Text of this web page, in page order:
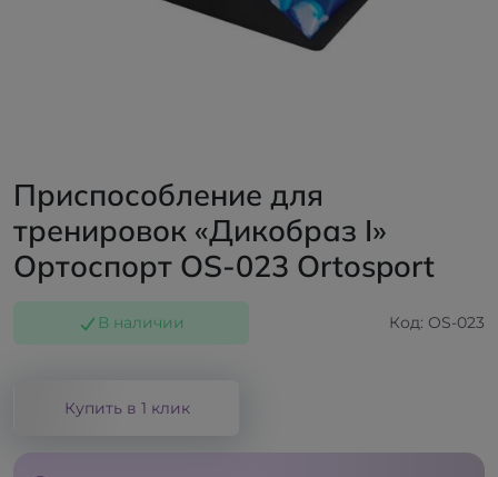
Приспособление для
тренировок «Дикобраз I»
Ортоспорт OS-023 Ortosport
В наличии Код: OS-023
Купить в 1 клик